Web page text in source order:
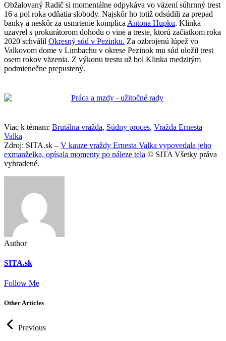
Obžalovaný Radič si momentálne odpykáva vo väzení súhrnný trest
16 a pol roka odňatia slobody. Najskôr ho totiž odsúdili za prepad
banky a neskôr za usmrtenie komplica Antona Hupku. Klinka
uzavrel s prokurátorom dohodu o vine a treste, ktorú začiatkom roka
2020 schválil Okresný súd v Pezinku. Za ozbrojenú lúpež vo
Valkovom dome v Limbachu v okrese Pezinok mu súd uložil trest
osem rokov väzenia. Z výkonu trestu už bol Klinka medzitým
podmienečne prepustený.
Viac k témam: Brutálna vražda, Súdny proces, Vražda Ernesta
Valka
Zdroj: SITA.sk – V kauze vraždy Ernesta Valka vypovedala jeho
exmanželka, opísala momenty po náleze tela © SITA Všetky práva
vyhradené.
Author
SITA.sk
Follow Me
Other Articles
Previous